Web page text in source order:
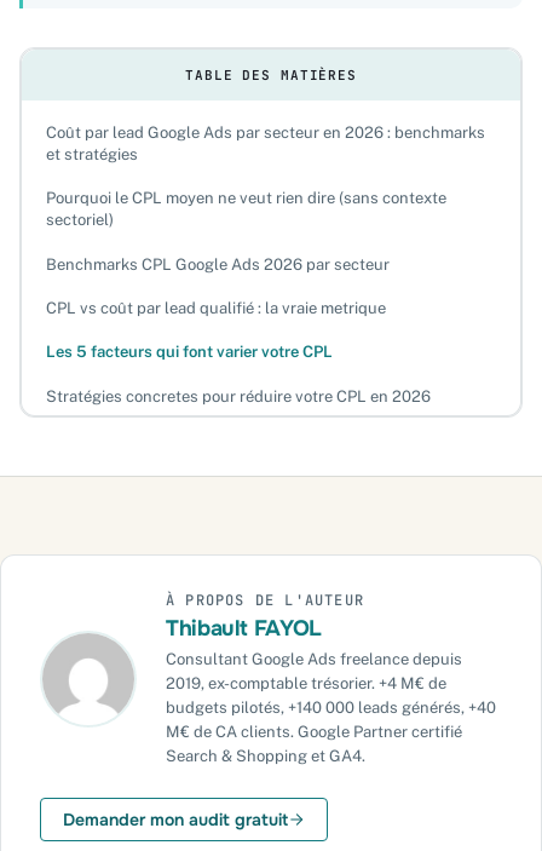
TABLE DES MATIÈRES
Coût par lead Google Ads par secteur en 2026 : benchmarks
et stratégies
Pourquoi le CPL moyen ne veut rien dire (sans contexte
sectoriel)
Benchmarks CPL Google Ads 2026 par secteur
CPL vs coût par lead qualifié : la vraie metrique
Les 5 facteurs qui font varier votre CPL
Stratégies concretes pour réduire votre CPL en 2026
Le CPL sur Performance Max est-il plus bas que sur le Search ?
Faut-il utiliser le CPA cible pour optimiser son CPL ?
Besoin d’un regard expert sur vos campagnes ?
Votre compte Google Ads est-il rentable ?
À PROPOS DE L'AUTEUR
Thibault FAYOL
Consultant Google Ads freelance depuis
2019, ex-comptable trésorier. +4 M€ de
budgets pilotés, +140 000 leads générés, +40
M€ de CA clients. Google Partner certifié
Search & Shopping et GA4.
Demander mon audit gratuit